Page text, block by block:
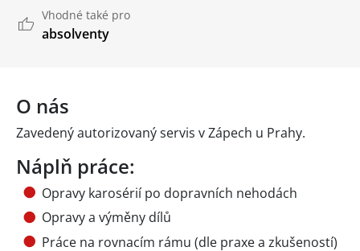
Vhodné také pro
absolventy
O nás
Zavedený autorizovaný servis v Zápech u Prahy.
Náplň práce:
Opravy karosérií po dopravních nehodách
Opravy a výměny dílů
Práce na rovnacím rámu (dle praxe a zkušeností)